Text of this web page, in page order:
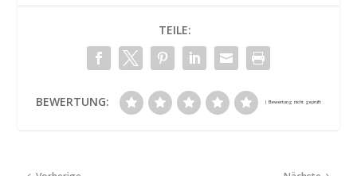
TEILE:
BEWERTUNG: